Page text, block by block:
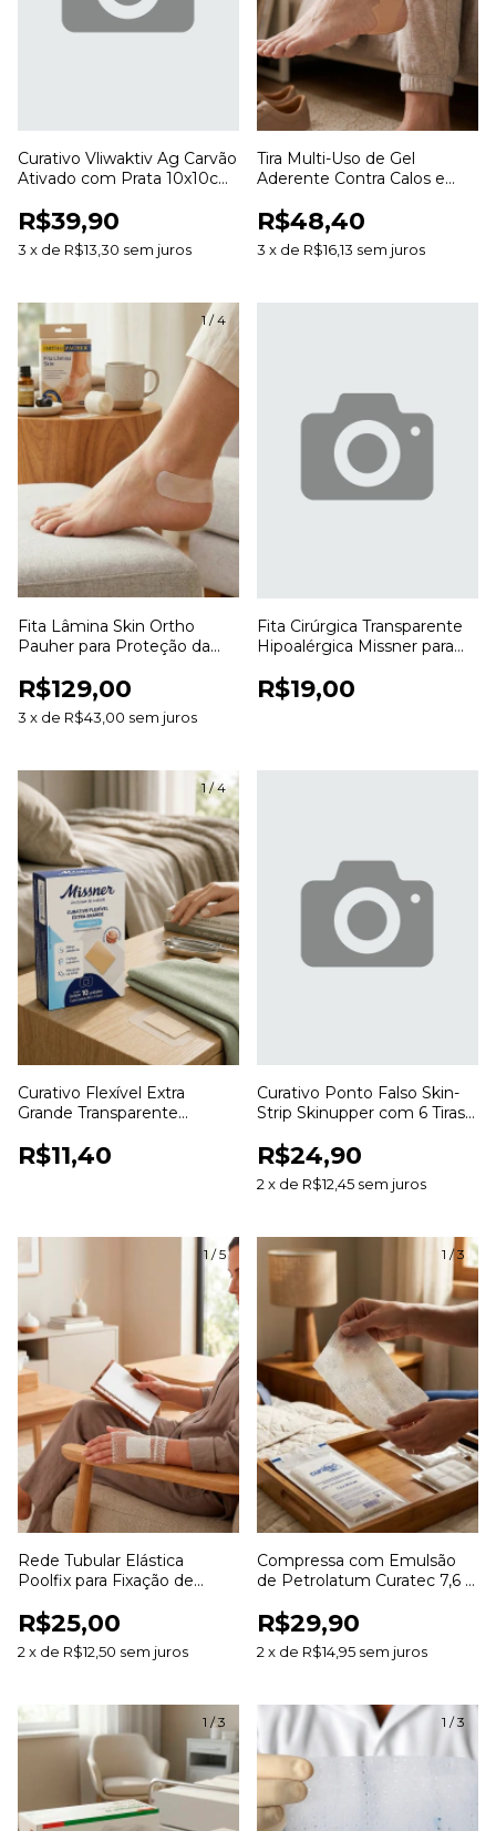
Curativo Vliwaktiv Ag Carvão
Ativado com Prata 10x10cm
R$39,90
3 x de R$13,30 sem juros
Tira Multi-Uso de Gel
Aderente Contra Calos e
Ortho Pauher
R$48,40
3 x de R$16,13 sem juros
1/4
Fita Lâmina Skin Ortho
Pauher para Proteção da
R$129,00
3 x de R$43,00 sem juros
Fita Cirúrgica Transparente
Hipoalérgica Missner para
R$19,00
1/4
Curativo Flexível Extra
Grande Transparente
Ferimentos
R$11,40
Curativo Ponto Falso Skin-
Strip Skinupper com 6 Tiras
R$24,90
2x de R$12,45 sem juros
1/5
Rede Tubular Elástica
Poolfix para Fixação de
R$25,00
2 x de R$12,50 sem juros
1 / 3
Compressa com Emulsão
de Petrolatum Curatec 7,6 x
R$29,90
2 x de R$14,95 sem juros
1 /3 1 /3